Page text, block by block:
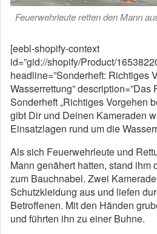
Feuerwehrleute retten den Mann
[eebl-shopify-context
id=”gid://shopify/Product/
headline=”Sonderheft: Richtiges
Wasserrettung”
Sonderheft „Richtiges Vorgehen
gibt Dir und Deinen Kameraden
Einsatzlagen rund um die
Als sich Feuerwehrleute und
Mann genähert hatten, stand ihm
zum Bauchnabel. Zwei
Schutzkleidung aus und liefen
Betroffenen. Mit den Händen
und führten ihn zu einer Buhne.